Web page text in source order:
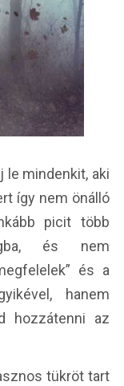
le mindenkit, aki
így nem önálló
picit több
és nem
és a
hanem
hozzátenni az
tükröt tart